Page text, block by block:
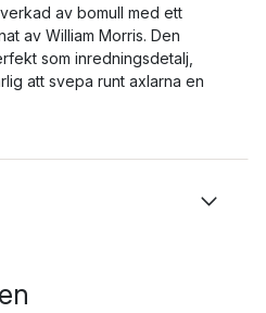
av bomull med ett
av William Morris. Den
som inredningsdetalj,
att svepa runt axlarna en